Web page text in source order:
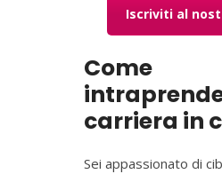
Iscriviti al
Come
carriera in
Sei appassionato di